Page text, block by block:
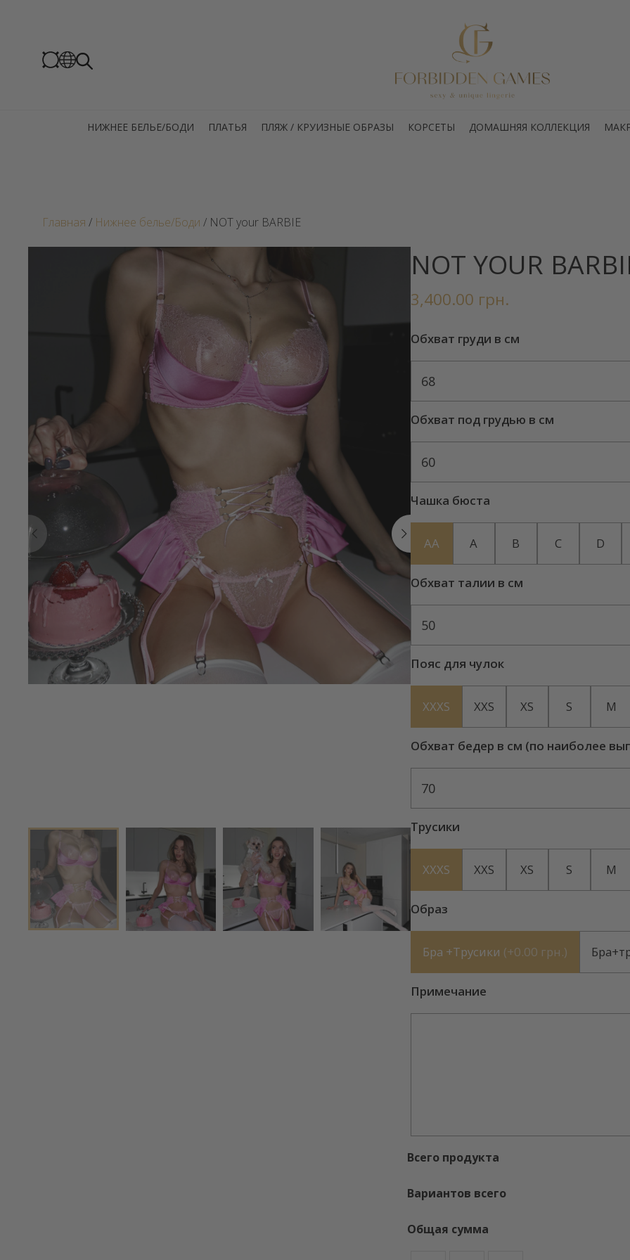
НИЖНЕЕ БЕЛЬЕ/БОДИ ПЛАТЬЯ ПЛЯЖ / КРУИЗНЫЕ ОБРАЗЫ КОРСЕТЫ ДОМАШНЯЯ КОЛЛЕКЦИЯ
Главная / Нижнее белье/Боди / NOT your BARBIE
NOT YOUR
3,400.00 грн.
Обхват груди в см
68
Обхват под грудью в см
60
Чашка бюста
AA A B C D
Обхват талии в см
50
Пояс для чулок
XXXS XXS XS S M
Обхват бедер в см (по наиболее
70
Трусики
XXXS XXS XS S M
Образ
Бра +Трусики (+0.00 грн.)
Примечание
Всего продукта
Вариантов всего
Общая сумма